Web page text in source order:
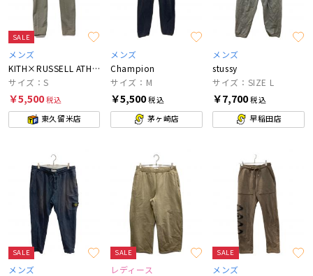
SALE
メンズ
KITH×RUSSELL ATHLETIC
サイズ：S
￥5,500税込
東久留米店
メンズ
Champion
サイズ：M
￥5,500税込
茅ヶ崎店
メンズ
stussy
サイズ：SIZE L
￥7,700税込
早稲田店
SALE
メンズ
SALE
レディース
SALE
メンズ